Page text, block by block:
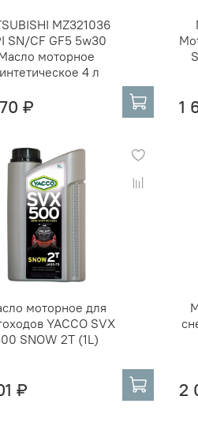
MZ321036
SN/CF GF5 5w30
моторное
4 л
₽ 1
моторное для
YACCO SVX
SNOW 2T (1L)
₽ 2